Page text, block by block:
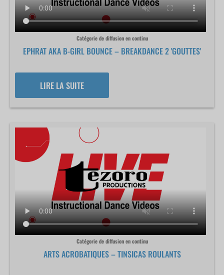
Catégorie de diffusion en continu
EPHRAT AKA B-GIRL BOUNCE – BREAKDANCE 2 'GOUTTES'
LIRE LA SUITE
Catégorie de diffusion en continu
ARTS ACROBATIQUES – TINSICAS ROULANTS